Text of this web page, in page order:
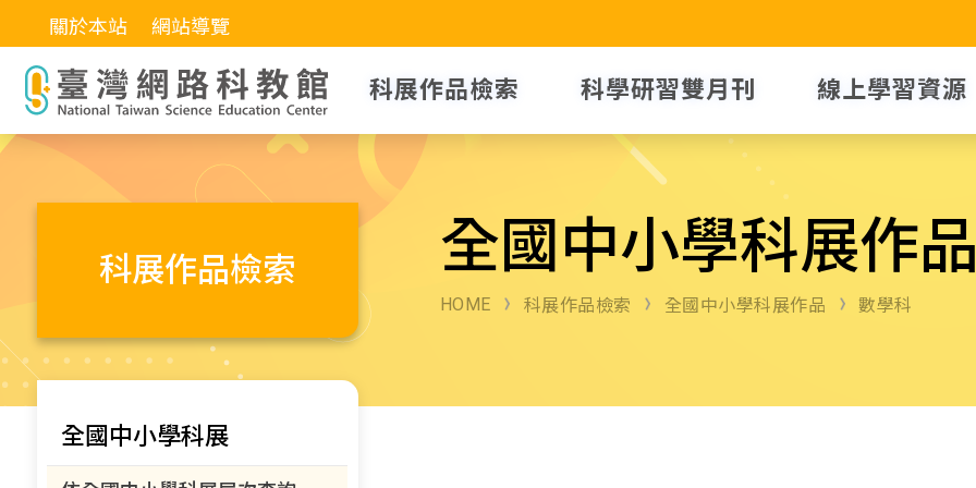
關於本站 網站導覽
科展作品檢索 科學研習雙月刊 線上學習資源
科展作品檢索 全國中小學科展作
HOME 科展作品檢索 全國中小學科展作品 數學科
全國中小學科展